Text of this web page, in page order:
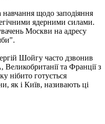
щодо заподіяння
ядерними силами.
Москви на адресу
Шойгу часто дзвонив
та Франції з
нібито готується
як і Київ, називають ці